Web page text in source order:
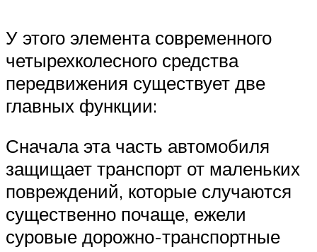
У этого элемента современного
четырехколесного средства
передвижения существует две
главных функции:
Сначала эта часть автомобиля
защищает транспорт от маленьких
повреждений, которые случаются
существенно почаще, ежели
суровые дорожно-транспортные